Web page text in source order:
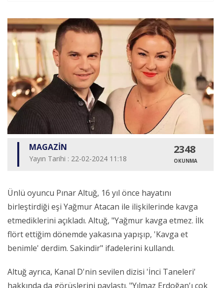
MAGAZİN
Yayın Tarihi : 22-02-2024 11:18
2348
OKUNMA
Ünlü oyuncu Pınar Altuğ, 16 yıl önce hayatını
birleştirdiği eşi Yağmur Atacan ile ilişkilerinde kavga
etmediklerini açıkladı. Altuğ, "Yağmur kavga etmez. İlk
flört ettiğim dönemde yakasına yapışıp, 'Kavga et
benimle' derdim. Sakindir" ifadelerini kullandı.
Altuğ ayrıca, Kanal D'nin sevilen dizisi 'İnci Taneleri'
hakkında da görüşlerini paylaştı. "Yılmaz Erdoğan'ı çok